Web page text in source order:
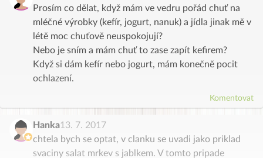
Prosím co dělat, když mám ve vedru pořád chuť na
mléčné výrobky (kefír, jogurt, nanuk) a jídla jinak mě v
létě moc chuťově neuspokojují?
Nebo je sním a mám chuť to zase zapít kefirem?
Když si dám kefír nebo jogurt, mám konečně pocit
ochlazení.
Komentovat
Hanka13. 7. 2017
chtela bych se optat, v clanku se uvadi jako priklad
svaciny salat mrkev s jablkem. V tomto pripade